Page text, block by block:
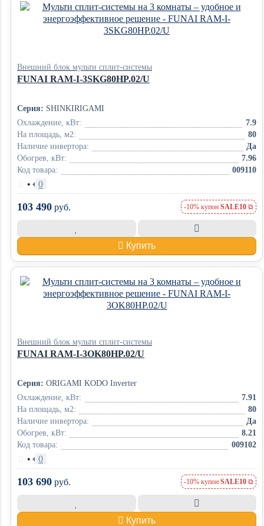
Внешний блок мульти сплит-системы
FUNAI RAM-I-3SKG80HP.02/U
Серия: SHINKIRIGAMI
Охлаждение, кВт:
7.9
На площадь, м2:
80
Наличие инвертора:
Да
Обогрев, кВт:
7.96
Код товара:
009110
• 0
103 490 руб. -10% купон SALE10
Купить
Внешний блок мульти сплит-системы
FUNAI RAM-I-3OK80HP.02/U
Серия: ORIGAMI KODO Inverter
Охлаждение, кВт:
7.91
На площадь, м2:
80
Наличие инвертора:
Да
Обогрев, кВт:
8.21
Код товара:
009102
• 0
103 690 руб. -10% купон SALE10
Купить